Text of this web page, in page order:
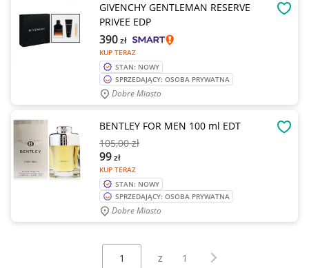
GIVENCHY GENTLEMAN RESERVE
PRIVEE EDP
KUP TERAZ
390zł
STAN: NOWY
SPRZEDAJĄCY: OSOBA PRYWATNA
Dobre Miasto
BENTLEY FOR MEN 100 ml EDT
105,00 zł
KUP TERAZ
99zł
STAN: NOWY
SPRZEDAJĄCY: OSOBA PRYWATNA
Dobre Miasto
Wybierz stronę:
z 1 Następna strona